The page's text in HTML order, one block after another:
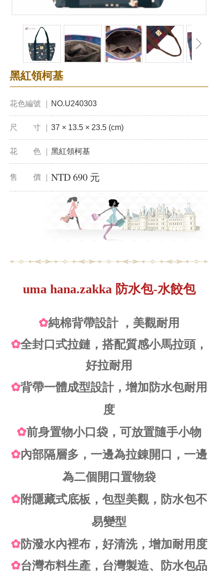
黑紅領柯基
花色編號 ｜ NO.U240303
尺 寸 ｜ 37 × 13.5 × 23.5 (cm)
花 色 ｜ 黑紅領柯基
售 價 ｜ NTD 690 元
uma hana.zakka 防水包-水餃包
✿純棉背帶設計 ，美觀耐用
✿全封口式拉鏈，搭配質感小馬拉頭，
好拉耐用
✿背帶一體成型設計，增加防水包耐用
度
✿前身置物小口袋，可放置隨手小物
✿內部隔層多，一邊為拉錬開口，一邊
為二個開口置物袋
✿附隱藏式底板，包型美觀，防水包不
易變型
✿防潑水內裡布，好清洗，增加耐用度
✿台灣布料生產，台灣製造、防水包品